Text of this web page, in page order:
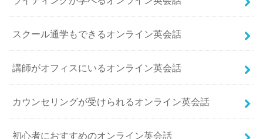
スクール通学もできるオンライン英会話
講師がオフィスにいるオンライン英会話
カウンセリングが受けられるオンライン英会話
初心者におすすめのオンライン英会話